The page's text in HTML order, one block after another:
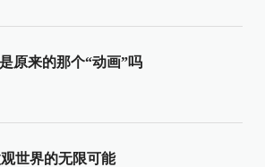
原来的那个“动画”吗
世界的无限可能